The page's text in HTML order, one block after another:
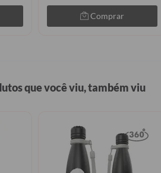
Comprar
que você viu, também viu